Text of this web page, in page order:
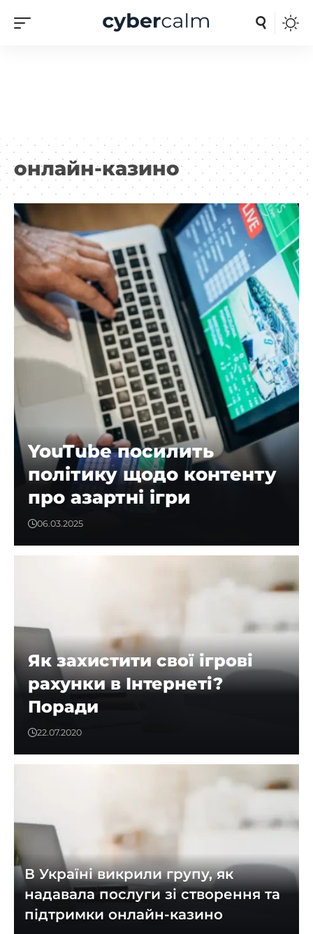
онлайн-казино
YouTube посилить
політику щодо контенту
про азартні ігри
06.03.2025
Як захистити свої ігрові
рахунки в Інтернеті?
Поради
22.07.2020
В Україні викрили групу, як
надавала послуги зі створення та
підтримки онлайн-казино